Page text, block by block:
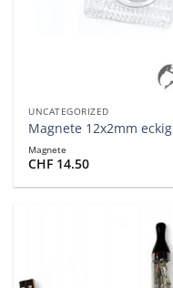
UNCATEGORIZED
Magnete 12x2mm eckig
Magnete
CHF 14.50